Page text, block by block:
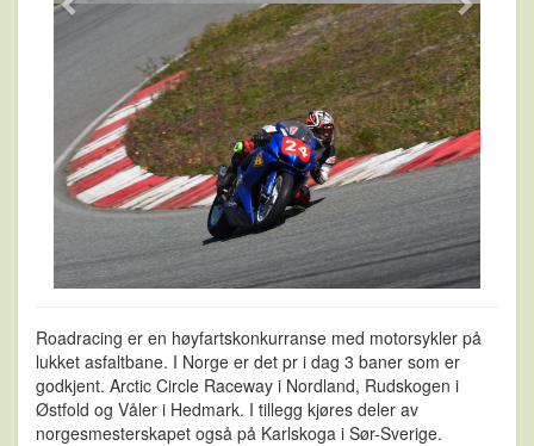
Roadracing er en høyfartskonkurranse med motorsykler på
lukket asfaltbane. I Norge er det pr i dag 3 baner som er
godkjent. Arctic Circle Raceway i Nordland, Rudskogen i
Østfold og Våler i Hedmark. I tillegg kjøres deler av
norgesmesterskapet også på Karlskoga i Sør-Sverige.